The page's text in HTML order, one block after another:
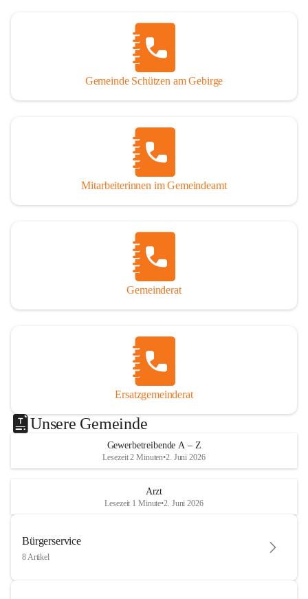
Gemeinde Schützen am Gebirge
Mitarbeiterinnen im Gemeindeamt
Gemeinderat
Ersatzgemeinderat
Unsere Gemeinde
Gewerbetreibende A – Z
Lesezeit 2 Minuten•2. Juni 2026
Arzt
Lesezeit 1 Minute•2. Juni 2026
Bürgerservice
8 Artikel